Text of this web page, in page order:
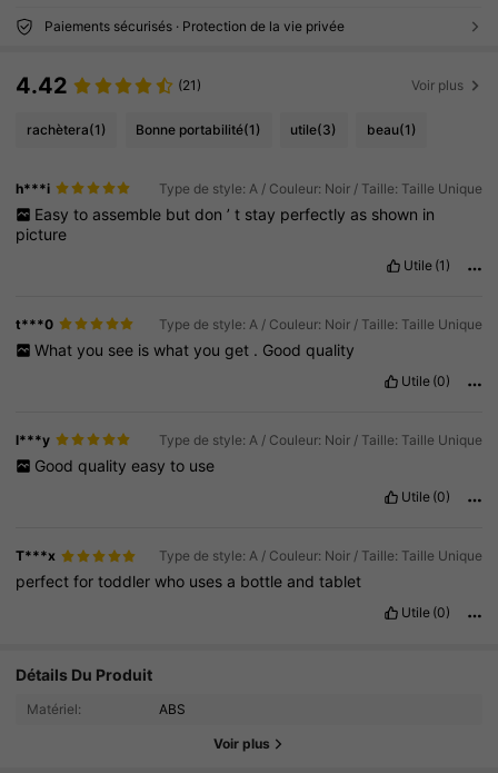
Paiements sécurisés · Protection de la vie privée
4.42 (21) Voir plus
rachètera(1) Bonne portabilité(1) utile(3) beau(1)
h***i Type de style: A / Couleur: Noir / Taille: Taille Unique
Easy to assemble but don ’ t stay perfectly as shown in
picture
Utile (1)
t***0 Type de style: A / Couleur: Noir / Taille: Taille Unique
What you see is what you get . Good quality
Utile (0)
l***y Type de style: A / Couleur: Noir / Taille: Taille Unique
Good quality easy to use
Utile (0)
T***x Type de style: A / Couleur: Noir / Taille: Taille Unique
perfectfortoddlerwho uses a bottle andtablet
Utile (0)
Détails Du Produit
Matériel: ABS
Voir plus
4.88 6.4K Suiveurs